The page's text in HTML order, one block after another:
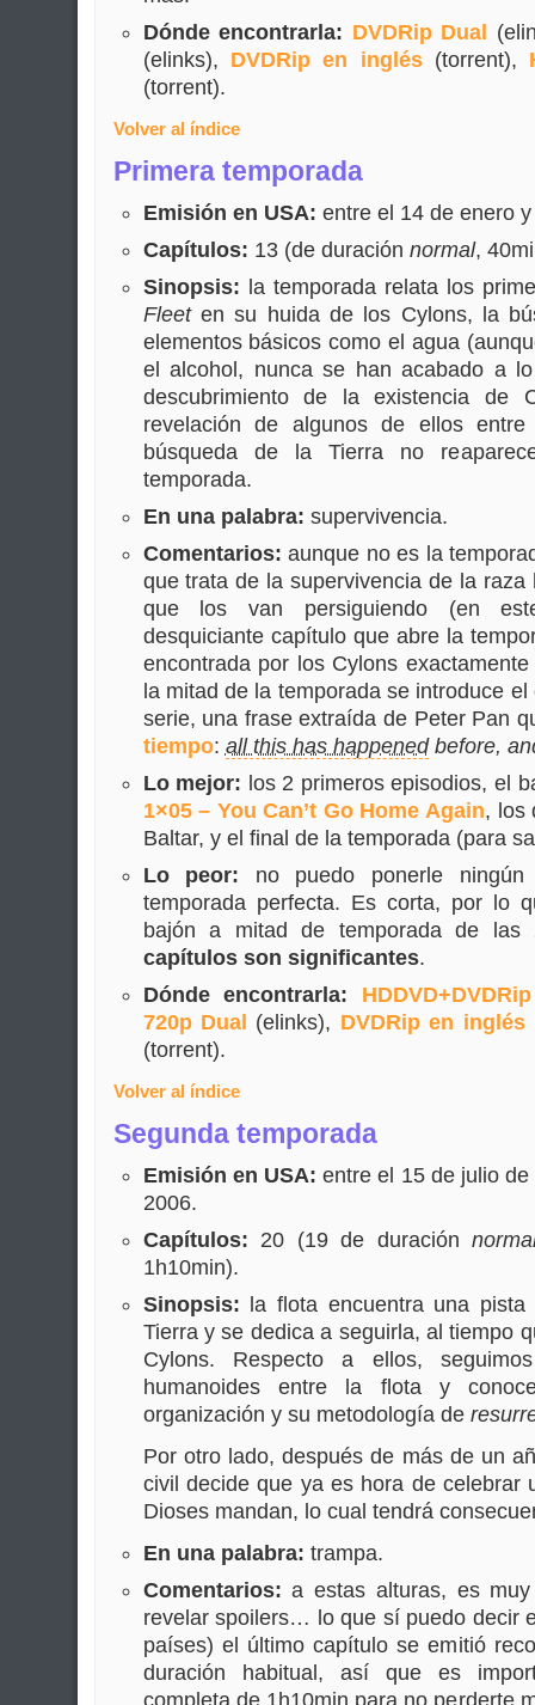
Dónde encontrarla: DVDRip Dual
(elinks), DVDRip en inglés(torrent),
(torrent).
Volver al índice
Primera temporada
Emisión en USA: entre el 14 de enero
Capítulos: 13 (de duración normal,
Sinopsis: la temporada relata los
Fleeten su huida de los Cylons, la
elementos básicos como el agua
el alcohol, nunca se han acabado a
descubrimiento de la existencia de
revelación de algunos de ellos
búsqueda de la Tierra no
temporada.
En una palabra: supervivencia.
Comentarios: aunque no es la
que trata de la supervivencia de la
que los van persiguiendo (en
desquiciante capítulo que abre la
encontrada por los Cylons
la mitad de la temporada se introduce
serie, una frase extraída de Peter Pan
tiempo: all this has happenedbefore,
Lo mejor: los 2 primeros episodios, el
1×05 – You Can’t Go Home Again, los
Baltar, y el final de la temporada (para
Lo peor: no puedo ponerle
temporada perfecta. Es corta, por lo
bajón a mitad de temporada de
capítulos son significantes.
Dónde encontrarla:
720p Dual
(elinks), DVDRip en inglés
(torrent).
Volver al índice
Segunda temporada
Emisión en USA: entre el 15 de julio
2006.
Capítulos: 20 (19 de duración
1h10min).
Sinopsis: la flota encuentra una
Tierra y se dedica a seguirla, al tiempo
Cylons. Respecto a ellos,
humanoides entre la flota y
organización y su metodología de
Por otro lado, después de más de un
civil decide que ya es hora de celebrar
Dioses mandan, lo cual tendrá
En una palabra: trampa.
Comentarios: a estas alturas, es
revelar spoilers… lo que sí puedo decir
países) el último capítulo se emitió
duración habitual, así que es
completa de 1h10min para no perderte